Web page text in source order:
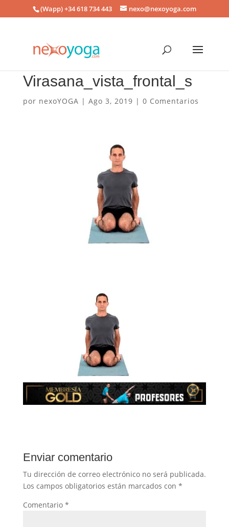
(Wapp) +34 618 734 443 nexo@nexoyoga.com
Virasana_vista_frontal_s
por nexoYOGA | Ago 3, 2019 | 0 Comentarios
Enviar comentario
Tu dirección de correo electrónico no será publicada.
Los campos obligatorios están marcados con *
Comentario *